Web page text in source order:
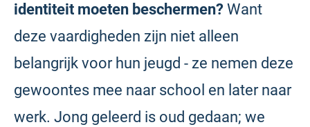
identiteit moeten beschermen?Want
deze vaardigheden zijn niet alleen
belangrijk voor hun jeugd - ze nemen deze
gewoontes mee naar school en later naar
werk. Jong geleerd is oud gedaan; we